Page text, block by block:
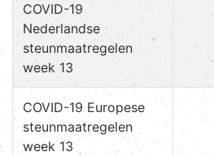
COVID-19
Nederlandse
steunmaatregelen
week 13
COVID-19 Europese
steunmaatregelen
week 13